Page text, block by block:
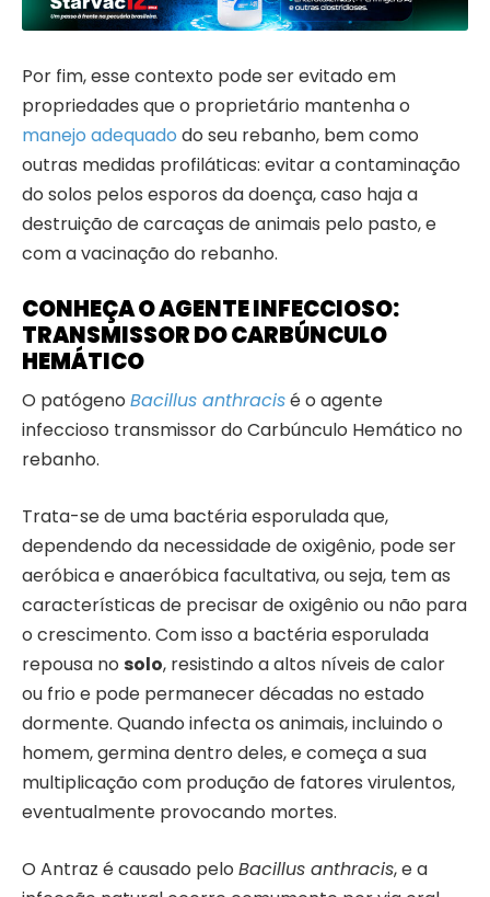
Por fim, esse contexto pode ser evitado em
propriedades que o proprietário mantenha o
manejo adequado do seu rebanho, bem como
outras medidas profiláticas: evitar a contaminação
do solos pelos esporos da doença, caso haja a
destruição de carcaças de animais pelo pasto, e
com a vacinação do rebanho.
CONHEÇA O AGENTE INFECCIOSO:
TRANSMISSOR DO CARBÚNCULO
HEMÁTICO
O patógeno Bacillus anthracisé o agente
infeccioso transmissor do Carbúnculo Hemático no
rebanho.
Trata-se de uma bactéria esporulada que,
dependendo da necessidade de oxigênio, pode ser
aeróbica e anaeróbica facultativa, ou seja, tem as
características de precisar de oxigênio ou não para
o crescimento. Com isso a bactéria esporulada
repousa no solo, resistindo a altos níveis de calor
ou frio e pode permanecer décadas no estado
dormente. Quando infecta os animais, incluindo o
homem, germina dentro deles, e começa a sua
multiplicação com produção de fatores virulentos,
eventualmente provocando mortes.
O Antraz é causado pelo Bacillus anthracis, e a